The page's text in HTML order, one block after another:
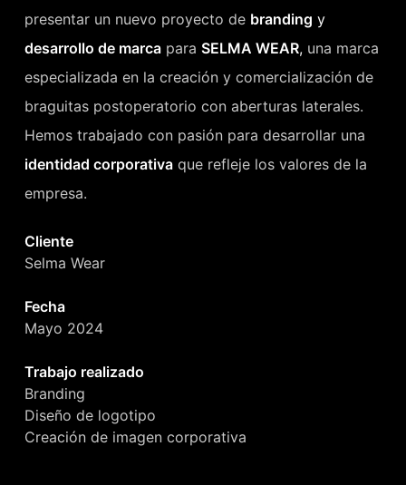
presentar un nuevo proyecto de branding y
desarrollo de marca paraSELMA WEAR, una marca
especializada en la creación y comercialización de
braguitas postoperatorio con aberturas laterales.
Hemos trabajado con pasión para desarrollar una
identidad corporativa que refleje los valores de la
empresa.
Cliente
Selma Wear
Fecha
Mayo 2024
Trabajo realizado
Branding
Diseño de logotipo
Creación de imagen corporativa